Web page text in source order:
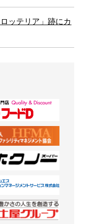
ッテリア」跡にカ